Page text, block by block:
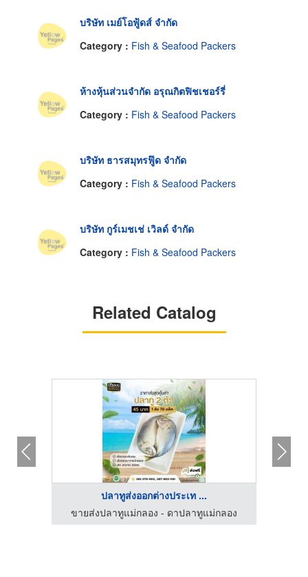
บริษัท เมย์โอฟู้ดส์ จำกัด
Category : Fish & Seafood Packers
ห้างหุ้นส่วนจำกัด อรุณกิตฟิชเชอร์รี่
Category : Fish & Seafood Packers
บริษัท ธารสมุทรฟู๊ด จำกัด
Category : Fish & Seafood Packers
บริษัท กูร์เมชเช่ เวิลด์ จำกัด
Category : Fish & Seafood Packers
Related Catalog
ปลาทูส่งออกต่างประเท ...
ขายส่งปลาทูแม่กลอง - ดาปลาทูแม่กลอง